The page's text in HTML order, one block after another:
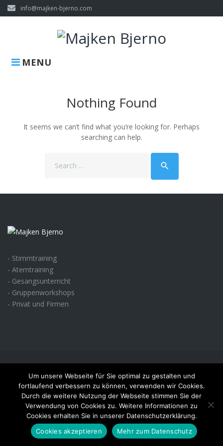
Skip
to
info@majken-bjerno.com
MENU
Nothing Found
It seems we can’t find what you’re looking for. Perhaps
searching can help.
search
- Stimmtraining
- Atemtraining
- Gesangsunterricht
- Gruppenworkshops
- Privat und Firmen
2026 © Majken Bjerno. Alle Rechte vorbehalten |Impressum
Datenschutz|Haftungsausschuss
Um unsere Webseite für Sie optimal zu gestalten und
fortlaufend verbessern zu können, verwenden wir Cookies.
Durch die weitere Nutzung der Webseite stimmen Sie der
Verwendung von Cookies zu. Weitere Informationen zu
Cookies erhalten Sie in unserer Datenschutzerklärung.
Cookies akzeptieren
Mehr zum Datenschutz